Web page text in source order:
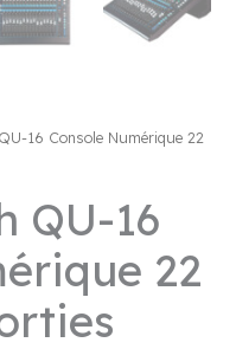
16 Console Numérique 22
QU-16
22